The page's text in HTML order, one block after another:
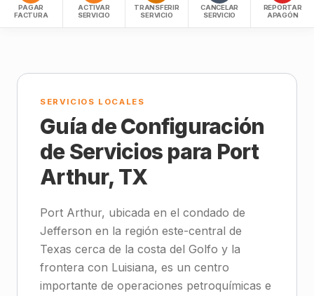
PAGAR
FACTURA
ACTIVAR
SERVICIO
TRANSFERIR
SERVICIO
CANCELAR
SERVICIO
REPORTAR
APAGÓN
SERVICIOS LOCALES
Guía de Configuración
de Servicios para Port
Arthur, TX
Port Arthur, ubicada en el condado de
Jefferson en la región este-central de
Texas cerca de la costa del Golfo y la
frontera con Luisiana, es un centro
importante de operaciones petroquímicas e